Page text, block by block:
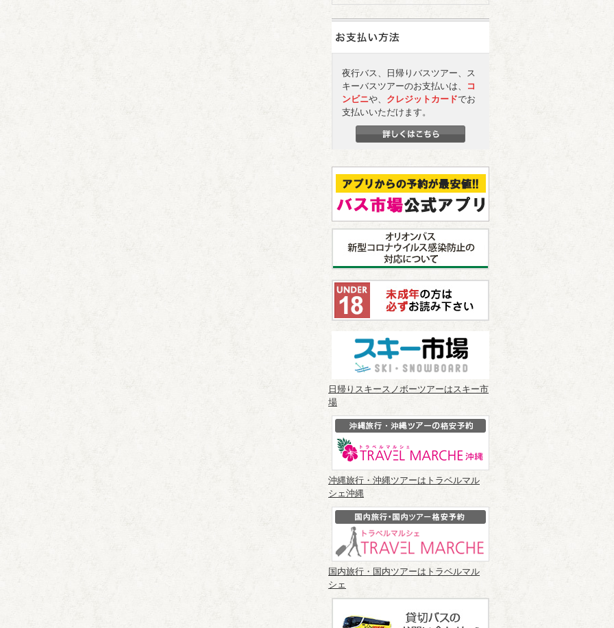
夜行バス、日帰りバスツアー、ス
キーバスツアーのお支払いは、
コ
ンビニや、 クレジットカードでお
支払いいただけます。
日帰りスキースノボーツアーはスキー市
場
沖縄旅行・沖縄ツアーはトラベルマル
シェ沖縄
国内旅行・国内ツアーはトラベルマル
シェ